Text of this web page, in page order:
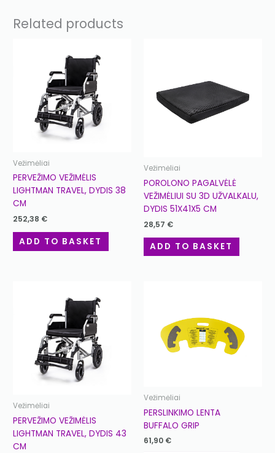
Related products
Vežimėliai
PERVEŽIMO VEŽIMĖLIS
LIGHTMAN TRAVEL, DYDIS 38
CM
252,38 €
ADD TO BASKET
Vežimėliai
POROLONO PAGALVĖLĖ
VEŽIMĖLIUI SU 3D UŽVALKALU,
DYDIS 51X41X5 CM
28,57 €
ADD TO BASKET
Vežimėliai
PERVEŽIMO VEŽIMĖLIS
LIGHTMAN TRAVEL, DYDIS 43
CM
Vežimėliai
PERSLINKIMO LENTA
BUFFALO GRIP
61,90 €